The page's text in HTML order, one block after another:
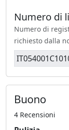
Numero di
Numero di
richiesto dalla
Buono
4 Recensioni